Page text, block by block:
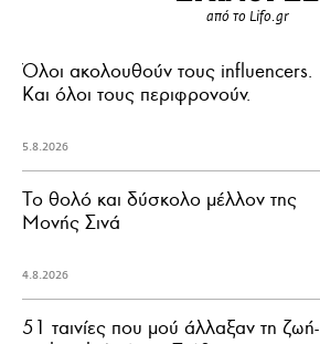
από το Lifo.gr
Όλοι ακολουθούν τους influencers.
Και όλοι τους περιφρονούν.
5.8.2026
Το θολό και δύσκολο μέλλον της
Μονής Σινά
4.8.2026
51 ταινίες που μού άλλαξαν τη ζωή-